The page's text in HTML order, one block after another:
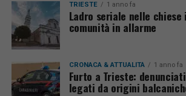
TRIESTE 1 anno fa
Ladro seriale nelle
comunità in allarme
CRONACA & ATTUALITÀ 1 anno fa
Furto a Trieste:
legati da origini